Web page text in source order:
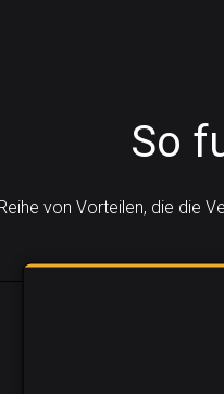
So
von Vorteilen, die die